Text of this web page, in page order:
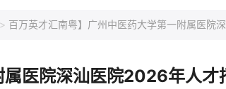
> 百万英才汇南粤】广州中医药大学第一附属医院
医院深汕医院2026年人才